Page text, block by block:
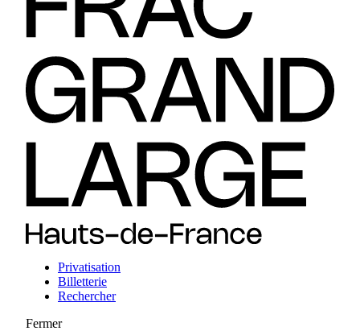
Privatisation
Billetterie
Rechercher
Fermer